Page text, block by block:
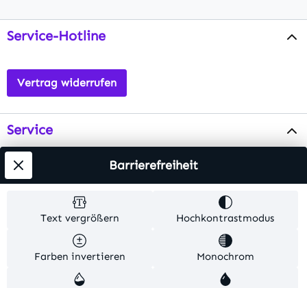
Service-Hotline
Vertrag widerrufen
Service
Info
Alle Preise inkl. gesetzl. Mehrwertsteuer zzgl.
Versandkosten . Alle Artikelangaben sind
Herstellerangaben und ohne Gewähr.
Text vergrößern Hochkontrastmodus
Farben invertieren Monochrom
Barrierefreiheit